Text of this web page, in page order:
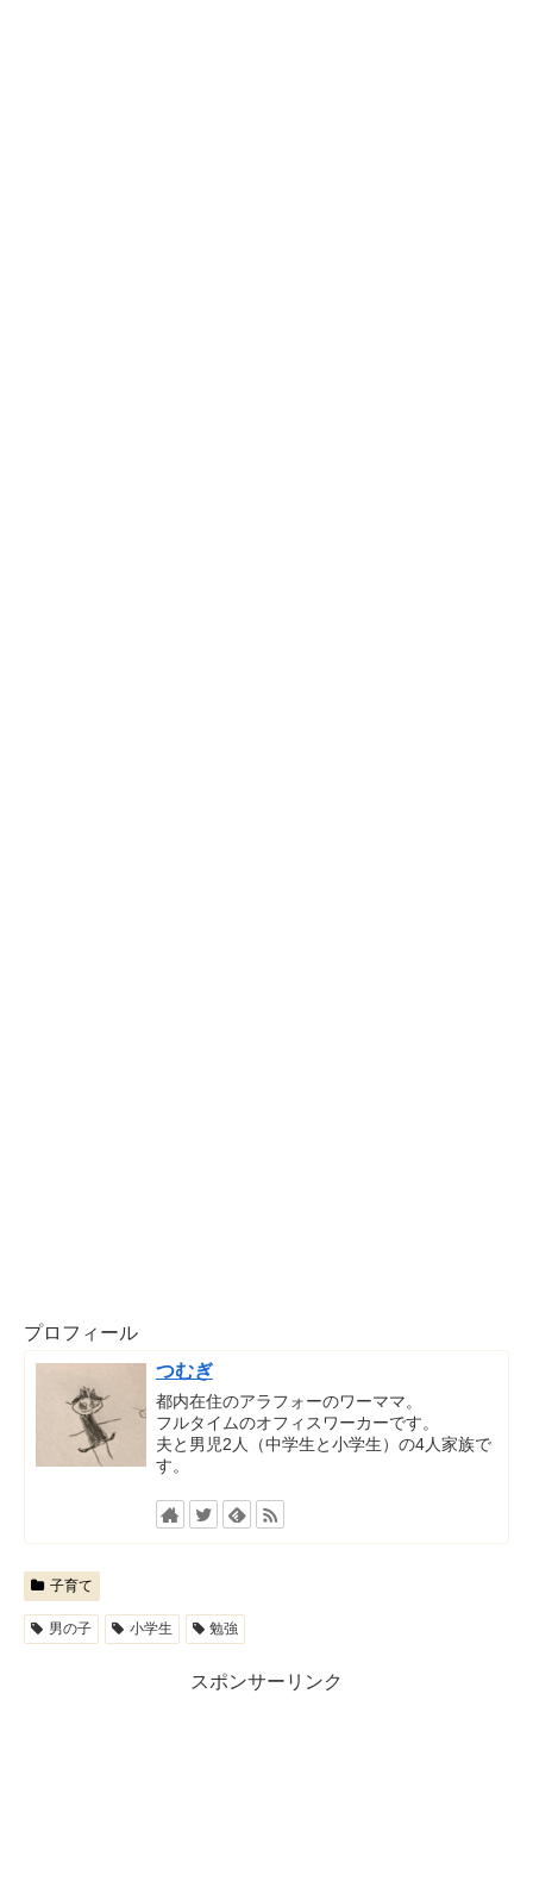
プロフィール
つむぎ
都内在住のアラフォーのワーママ。
フルタイムのオフィスワーカーです。
夫と男児2人（中学生と小学生）の4人家族で
す。
子育て
男の子 小学生 勉強
スポンサーリンク